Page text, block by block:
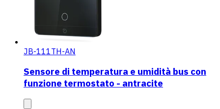
JB-111TH-AN
Sensore di temperatura e umidità bus con
funzione termostato - antracite